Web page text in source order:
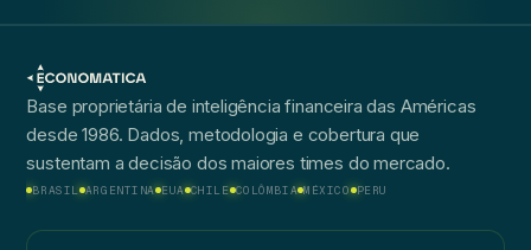
Base proprietária de inteligência financeira das Américas
desde 1986. Dados, metodologia e cobertura que
sustentam a decisão dos maiores times do mercado.
BRASIL ARGENTINA EUA CHILE COLÔMBIA MÉXICO PERU